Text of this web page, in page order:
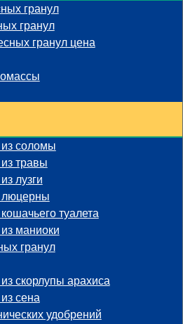
гранул
гранул
гранул цена
соломы
травы
лузги
люцерны
туалета
маниоки
гранул
скорлупы арахиса
сена
удобрений